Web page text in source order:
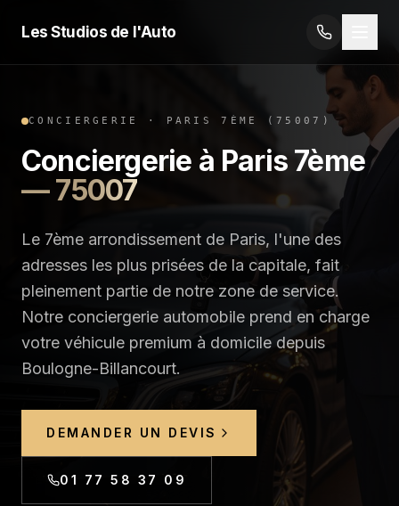
Les Studios de l'Auto
CONCIERGERIE · PARIS 7ÈME (75007 )
Conciergerie à Paris 7ème
—75007
Le 7ème arrondissement de Paris, l'une des
adresses les plus prisées de la capitale, fait
pleinement partie de notre zone de service.
Notre conciergerie automobile prend en charge
votre véhicule premium à domicile depuis
Boulogne-Billancourt.
DEMANDER UN DEVIS
01 77 58 37 09